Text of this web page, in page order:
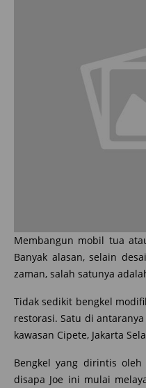
Membangun mobil tua
Banyak alasan, selain
zaman, salah satunya
Tidak sedikit bengkel
restorasi. Satu di
kawasan Cipete, Jakarta
Bengkel yang dirintis
disapa Joe ini mulai